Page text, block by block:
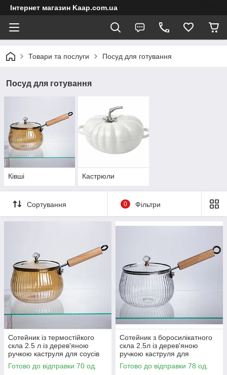
Інтернет магазин Kaap.com.ua
Товари та послуги Посуд для готування
Посуд для готування
Ківші Кастрюли
Сортування 0 Фільтри
Сотейник із термостійкого
скла 2.5 л із дерев'яною
ручкою каструля для соусів
страв HP-34-80
Готово до відправки 70 од.
Сотейник з боросилікатного
скла 2.5л із дерев'яною
ручкою каструля для
приготування соусів страв
HP-34-81
Готово до відправки 78 од.